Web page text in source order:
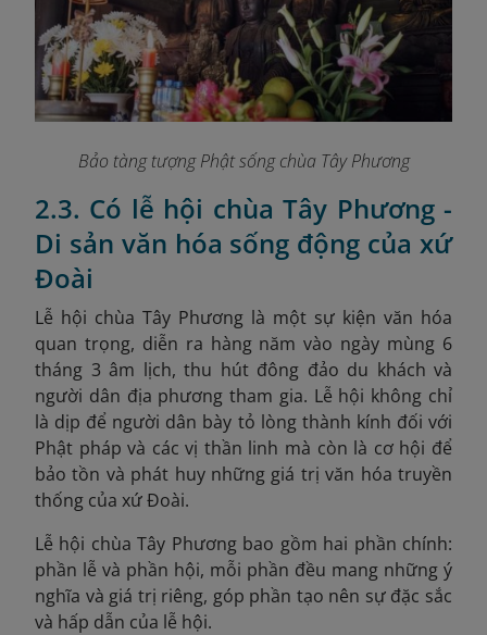
Bảo tàng tượng Phật sống chùa Tây Phương
2.3. Có lễ hội chùa Tây Phương -
Di sản văn hóa sống động của xứ
Đoài
Lễ hội chùa Tây Phương là một sự kiện văn hóa
quan trọng, diễn ra hàng năm vào ngày mùng 6
tháng 3 âm lịch, thu hút đông đảo du khách và
người dân địa phương tham gia. Lễ hội không chỉ
là dịp để người dân bày tỏ lòng thành kính đối với
Phật pháp và các vị thần linh mà còn là cơ hội để
bảo tồn và phát huy những giá trị văn hóa truyền
thống của xứ Đoài.
Lễ hội chùa Tây Phương bao gồm hai phần chính:
phần lễ và phần hội, mỗi phần đều mang những ý
nghĩa và giá trị riêng, góp phần tạo nên sự đặc sắc
và hấp dẫn của lễ hội.